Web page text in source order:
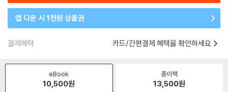
앱 다운 시 1천원 상품권
결제혜택 카드/간편결제 혜택을 확인하세요
eBook
10,500원
종이책
13,500원